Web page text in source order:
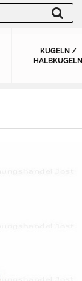
KUGELN /
HALBKUGELN